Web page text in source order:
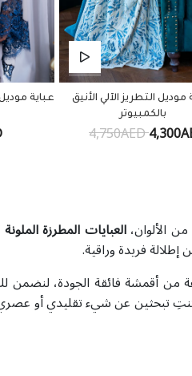
عباية
موديل التطريز الآلي الأنيق
بالكمبيوتر
4,750AED
الألوان،العبايات المطرزة الملونة
فريدة وراقية.
من أقمشة فائقة الجودة،
كنتِ تبحثين عن شيء تقليدي أو